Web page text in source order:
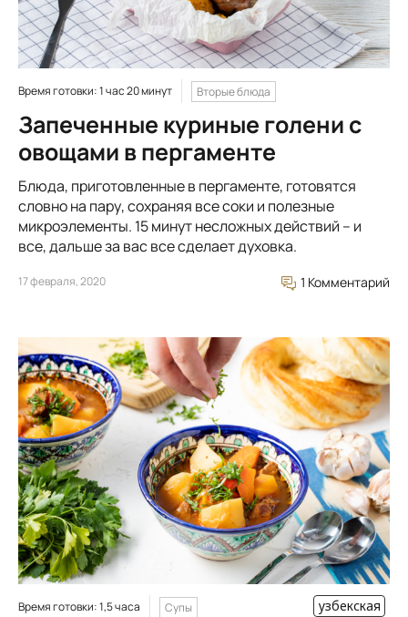
Время готовки: 1 час 20 минут Вторые блюда
Запеченные куриные голени с
овощами в пергаменте
Блюда, приготовленные в пергаменте, готовятся
словно на пару, сохраняя все соки и полезные
микроэлементы. 15 минут несложных действий – и
все, дальше за вас все сделает духовка.
17 февраля, 2020 1 Комментарий
Время готовки: 1,5 часа Супы узбекская